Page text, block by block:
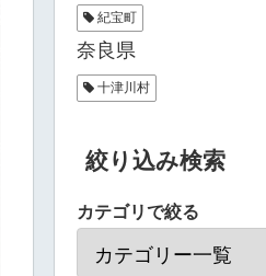
紀宝町
奈良県
十津川村
絞り込み検索
カテゴリで絞る